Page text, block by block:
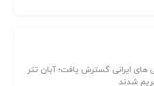
های ایرانی گسترش یافت؛ آبان تتر
شدند